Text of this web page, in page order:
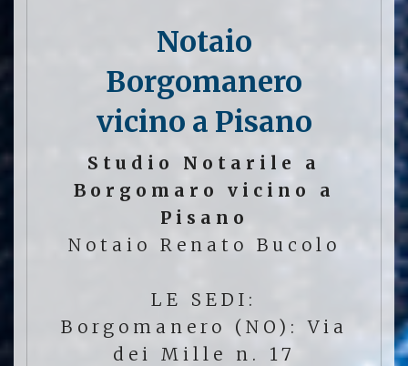
Notaio
Borgomanero
vicino a Pisano
Studio Notarile a
Borgomaro vicino a
Pisano
Notaio Renato Bucolo
LE SEDI:
Borgomanero (NO): Via
dei Mille n. 17